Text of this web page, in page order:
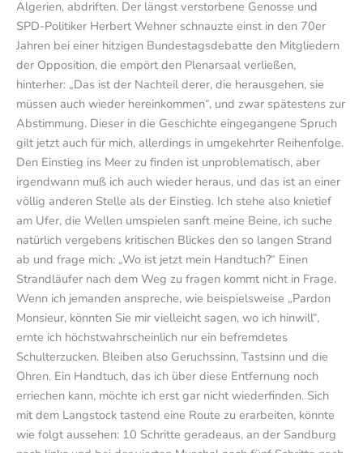
Algerien, abdriften. Der längst verstorbene Genosse und
SPD-Politiker Herbert Wehner schnauzte einst in den 70er
Jahren bei einer hitzigen Bundestagsdebatte den Mitgliedern
der Opposition, die empört den Plenarsaal verließen,
hinterher: „Das ist der Nachteil derer, die herausgehen, sie
müssen auch wieder hereinkommen“, und zwar spätestens zur
Abstimmung. Dieser in die Geschichte eingegangene Spruch
gilt jetzt auch für mich, allerdings in umgekehrter Reihenfolge.
Den Einstieg ins Meer zu finden ist unproblematisch, aber
irgendwann muß ich auch wieder heraus, und das ist an einer
völlig anderen Stelle als der Einstieg. Ich stehe also knietief
am Ufer, die Wellen umspielen sanft meine Beine, ich suche
natürlich vergebens kritischen Blickes den so langen Strand
ab und frage mich: „Wo ist jetzt mein Handtuch?“ Einen
Strandläufer nach dem Weg zu fragen kommt nicht in Frage.
Wenn ich jemanden anspreche, wie beispielsweise „Pardon
Monsieur, könnten Sie mir vielleicht sagen, wo ich hinwill“,
ernte ich höchstwahrscheinlich nur ein befremdetes
Schulterzucken. Bleiben also Geruchssinn, Tastsinn und die
Ohren. Ein Handtuch, das ich über diese Entfernung noch
erriechen kann, möchte ich erst gar nicht wiederfinden. Sich
mit dem Langstock tastend eine Route zu erarbeiten, könnte
wie folgt aussehen: 10 Schritte geradeaus, an der Sandburg